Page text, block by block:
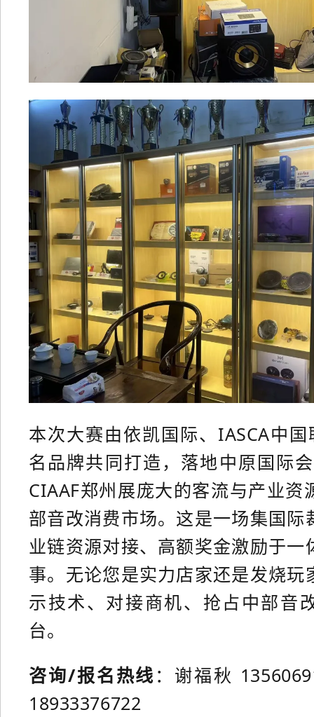
本次大赛由依凯国际、IASCA中
名品牌共同打造，落地中原国际
CIAAF郑州展庞大的客流与产业资
部音改消费市场。这是一场集国际
业链资源对接、高额奖金激励于一
事。无论您是实力店家还是发烧玩
示技术、对接商机、抢占中部音
台。
咨询/报名热线：谢福秋
18933376722